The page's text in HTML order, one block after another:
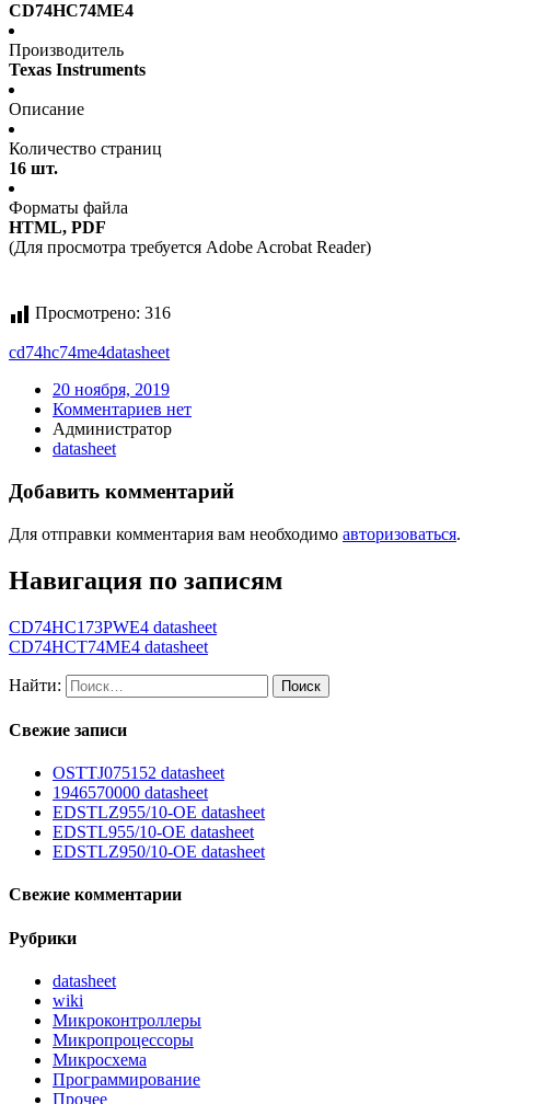
CD74HC74ME4
Производитель
Texas Instruments
Описание
Количество страниц
16 шт.
Форматы файла
HTML, PDF
(Для просмотра требуется Adobe Acrobat Reader)
Просмотрено: 316
cd74hc74me4datasheet
20 ноября, 2019
Комментариев нет
Администратор
datasheet
Добавить комментарий
Для отправки комментария вам необходимо авторизоваться.
Навигация по записям
CD74HC173PWE4 datasheet
CD74HCT74ME4 datasheet
Найти:
Свежие записи
OSTTJ075152 datasheet
1946570000 datasheet
EDSTLZ955/10-OE datasheet
EDSTL955/10-OE datasheet
EDSTLZ950/10-OE datasheet
Свежие комментарии
Рубрики
datasheet
wiki
Микроконтроллеры
Микропроцессоры
Микросхема
Программирование
Прочее